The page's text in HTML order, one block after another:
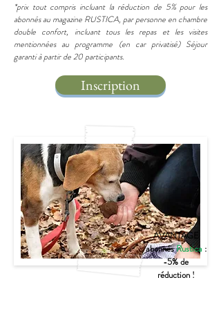
*prix tout compris incluant la réduction de 5% pour les
abonnés au magazine RUSTICA, par personne en chambre
double confort, incluant tous les repas et les visites
mentionnées au programme (en car privatisé) Séjour
garanti à partir de 20 participants.
Inscription
AVANTAGE
abonnésRustica:
-5% de
réduction !